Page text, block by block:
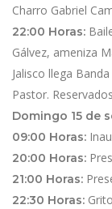
Charro Gabriel
22:00 Horas:
Gálvez, ameniza
Jalisco llega
Pastor.
Domingo 15 de
09:00 Horas:
20:00 Horas:
21:00 Horas:
22:30 Horas: